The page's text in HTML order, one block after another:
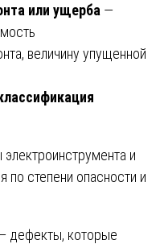
или ущерба —
величину упущенной
и
по степени опасности и
дефекты, которые